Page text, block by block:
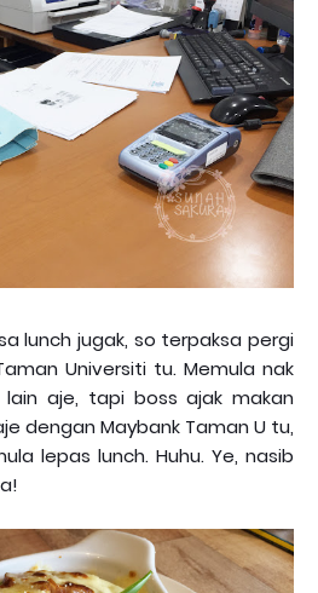
lunch jugak, so terpaksa pergi
Universiti tu. Memula nak
aje, tapi boss ajak makan
dengan Maybank Taman U tu,
lepas lunch. Huhu. Ye, nasib